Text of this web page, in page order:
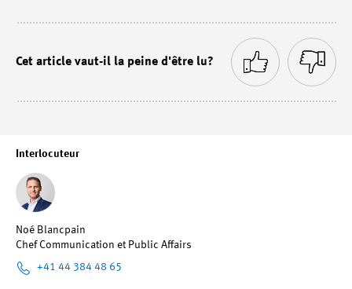
Interlocuteur
Noé Blancpain
Chef Communication et Public Affairs
+41 44 384 48 65
Cet article vaut-il la peine d'être lu?